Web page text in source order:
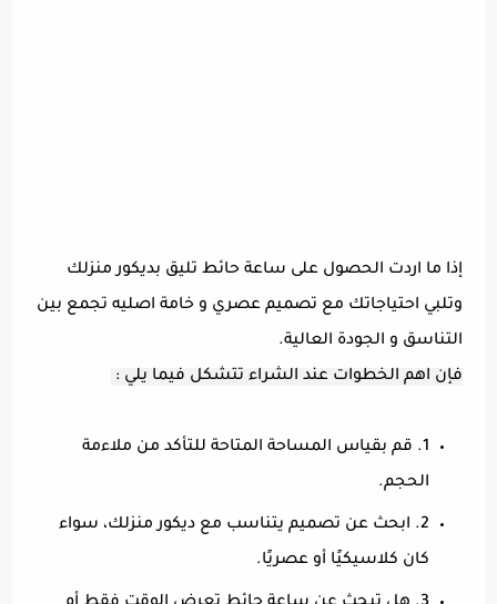
إذا ما اردت الحصول على ساعة حائط تليق بديكور منزلك
وتلبي احتياجاتك مع تصميم عصري و خامة اصليه تجمع بين
التناسق و الجودة العالية.
فإن اهم الخطوات عند الشراء تتشكل فيما يلي :
1. قم بقياس المساحة المتاحة للتأكد من ملاءمة
الحجم.
2. ابحث عن تصميم يتناسب مع ديكور منزلك، سواء
كان كلاسيكيًا أو عصريًا.